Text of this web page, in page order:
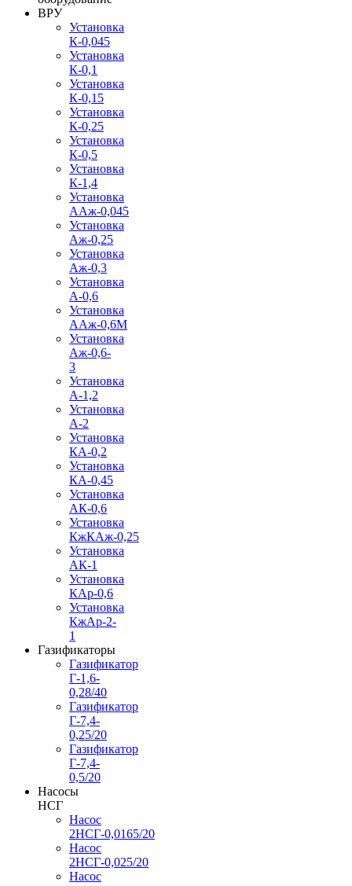
ВРУ
Установка
К-0,045
Установка
К-0,1
Установка
К-0,15
Установка
К-0,25
Установка
К-0,5
Установка
К-1,4
Установка
ААж-0,045
Установка
Аж-0,25
Установка
Аж-0,3
Установка
А-0,6
Установка
ААж-0,6М
Установка
Аж-0,6-
3
Установка
А-1,2
Установка
А-2
Установка
КА-0,2
Установка
КА-0,45
Установка
АК-0,6
Установка
КжКАж-0,25
Установка
АК-1
Установка
КАр-0,6
Установка
КжАр-2-
1
Газификаторы
Газификатор
Г-1,6-
0,28/40
Газификатор
Г-7,4-
0,25/20
Газификатор
Г-7,4-
0,5/20
Насосы
НСГ
Насос
2НСГ-0,0165/20
Насос
2НСГ-0,025/20
Насос